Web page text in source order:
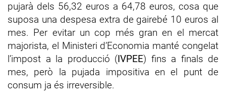
pujarà dels 56,32 euros a 64,78 euros, cosa que
suposa una despesa extra de gairebé 10 euros al
mes. Per evitar un cop més gran en el mercat
majorista, el Ministeri d’Economia manté congelat
l’impost a la producció (IVPEE) fins a finals de
mes, però la pujada impositiva en el punt de
consum ja és irreversible.